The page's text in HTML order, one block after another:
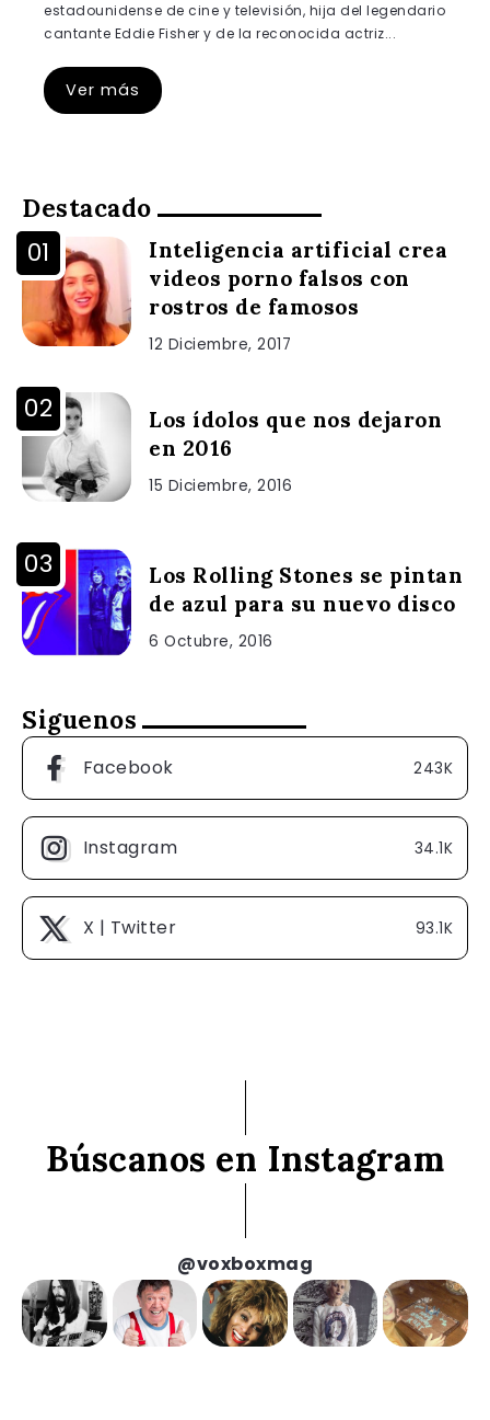
estadounidense de cine y televisión, hija del legendario
cantante Eddie Fisher y de la reconocida actriz...
Ver más
Destacado
Inteligencia artificial crea
videos porno falsos con
rostros de famosos
12 Diciembre, 2017
Los ídolos que nos dejaron
en 2016
15 Diciembre, 2016
Los Rolling Stones se pintan
de azul para su nuevo disco
6 Octubre, 2016
Siguenos
Facebook 243K
Instagram 34.1K
X | Twitter 93.1K
Búscanos en Instagram
@voxboxmag